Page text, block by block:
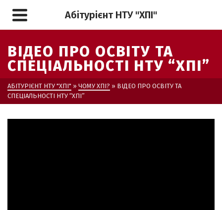
Абітурієнт НТУ "ХПІ"
ВІДЕО ПРО ОСВІТУ ТА
СПЕЦІАЛЬНОСТІ НТУ “ХПІ”
АБІТУРІЄНТ НТУ "ХПІ" » ЧОМУ ХПІ? » ВІДЕО ПРО ОСВІТУ ТА
СПЕЦІАЛЬНОСТІ НТУ “ХПІ”